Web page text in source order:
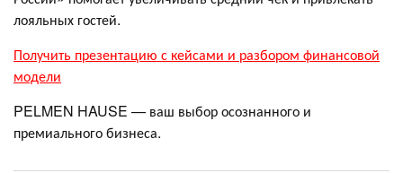
лояльных гостей.
Получить презентацию с кейсами и разбором финансовой
модели
PELMEN HAUSE — ваш выбор осознанного и
премиального бизнеса.